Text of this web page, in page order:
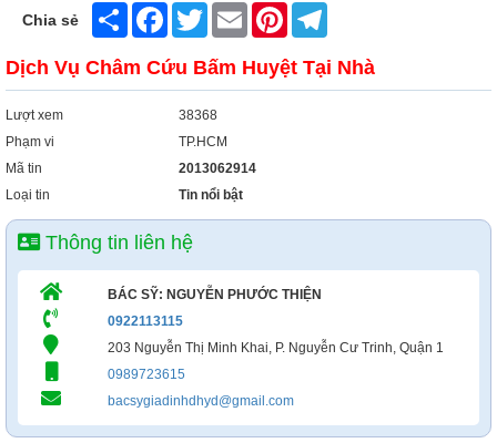
Chia sẻ Share FacebookTwitter Email Pinterest
Dịch Vụ Châm Cứu Bấm Huyệt Tại Nhà
Lượt xem
38368
Phạm vi
TP.HCM
Mã tin
2013062914
Loại tin
Tin nổi bật
Thông tin liên hệ
BÁC SỸ: NGUYỄN PHƯỚC THIỆN
0922113115
203 Nguyễn Thị Minh Khai, P. Nguyễn Cư Trinh, Quận 1
0989723615
bacsygiadinhdhyd@gmail.com